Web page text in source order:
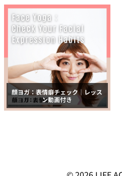
顔ヨガ：表情癖チェック｜レッス
ン動画付き